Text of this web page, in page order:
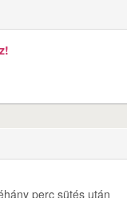
perc sütés után